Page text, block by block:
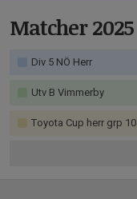
Matcher 2025
Div 5 NÖ Herr
Utv B Vimmerby
Toyota Cup herr grp 10